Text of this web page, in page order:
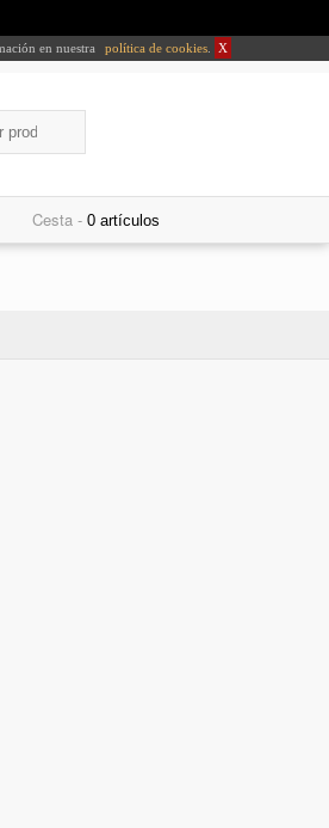
en nuestra política de cookies X
Cesta -